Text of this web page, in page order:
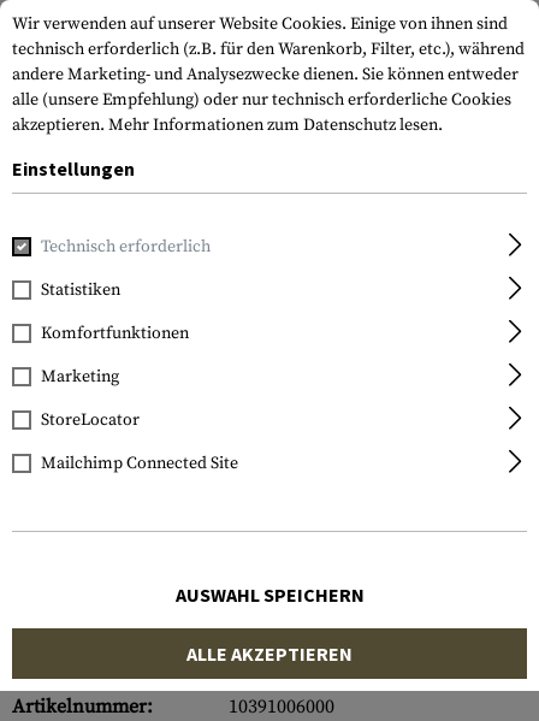
Home Tactical Gear Ten-
Blue Force Gear
Ten-Speed M4 Chest Rig
Artikelnummer:
10391006000
Wir verwenden auf unserer Website Cookies. Einige von ihnen sind
technisch erforderlich (z.B. für den Warenkorb, Filter, etc.), während
andere Marketing- und Analysezwecke dienen. Sie können entweder
alle (unsere Empfehlung) oder nur technisch erforderliche Cookies
akzeptieren. Mehr Informationen zum Datenschutz lesen.
Einstellungen
Technisch erforderlich
Statistiken
Komfortfunktionen
Marketing
StoreLocator
Mailchimp Connected Site
AUSWAHL SPEICHERN
ALLE AKZEPTIEREN